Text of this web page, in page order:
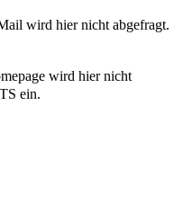
wird hier nicht abgefragt.
wird hier nicht
ein.